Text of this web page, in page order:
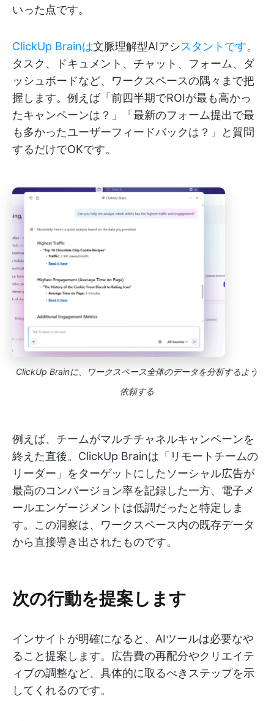
いった点です。
ClickUp Brainは文脈理解型AIアシスタントです。
タスク、ドキュメント、チャット、フォーム、ダ
ッシュボードなど、ワークスペースの隅々まで把
握します。例えば「前四半期でROIが最も高かっ
たキャンペーンは？」「最新のフォーム提出で最
も多かったユーザーフィードバックは？」と質問
するだけでOKです。
ClickUp Brainに、ワークスペース全体のデータを分析するよう
依頼する
例えば、チームがマルチチャネルキャンペーンを
終えた直後。ClickUp Brainは「リモートチームの
リーダー」をターゲットにしたソーシャル広告が
最高のコンバージョン率を記録した一方、電子メ
ールエンゲージメントは低調だったと特定しま
す。この洞察は、ワークスペース内の既存データ
から直接導き出されたものです。
次の行動を提案します
インサイトが明確になると、AIツールは必要なや
ること提案します。広告費の再配分やクリエイテ
ィブの調整など、具体的に取るべきステップを示
してくれるのです。